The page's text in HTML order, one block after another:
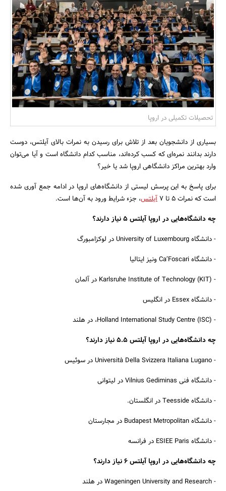
بانک، بیمه و سرمایه
مسکن و ساختمان
تحصیلات تکمیلی در اروپا
بسیاری از دانشجویان بعد از تلاش برای رسیدن به نمرات بالای آیلتس، دوست
دارند بدانند نمره‌ای که کسب کرده‌اند، مناسب کدام دانشگاه است و آیا می‌توان
وارد بهترین مراکز دانشگاهی اروپا شد یا خیر؟
برای پاسخ به این پرسش لیستی از دانشگاه‌های اروپا در ادامه جمع آوری شده
است که نمرات ۵ تا ۷
آیلتس، جزء شرایط ورود به آن‌ها است.
چه دانشگاه‌هایی در اروپا آیلتس 5 نیاز دارند؟
- دانشگاه University of Luxembourg در لوکزامبورگ
- دانشگاه Ca’Foscari ونیز ایتالیا
- (Karlsruhe Institute of Technology (KIT در آلمان
- دانشگاه Essex در انگلیس
- (Holland International Study Centre (ISC، در هلند
چه دانشگاه‌هایی در اروپا آیلتس 5.5 نیاز دارند؟
- Università Della Svizzera Italiana Lugano در سوئیس
- دانشگاه فنی Vilnius Gediminas در لیتوانی
- دانشگاه Teesside در انگلستان.
- دانشگاه Budapest Metropolitan در مجارستان
- دانشگاه ESIEE Paris در فرانسه
چه دانشگاه‌هایی در اروپا آیلتس 6 نیاز دارند؟
- Wageningen University and Research در هلند